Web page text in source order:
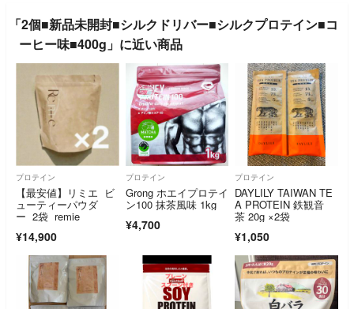
「2個■新品未開封■シルクドリバー■シルクプロテイン■コ
ーヒー味■400g」に近い商品
プロテイン
【最安値】リミエ ビ
ューティーパウダ
ー 2袋 remie
¥14,900
プロテイン
Grong ホエイプロテイ
ン100 抹茶風味 1kg
¥4,700
プロテイン
DAYLILY TAIWAN TE
A PROTEIN 鉄観音
茶 20g ×2袋
¥1,050